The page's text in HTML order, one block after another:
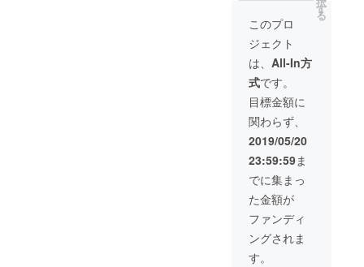
公開後
にご注
文いた
だいて
なりま
すの
で、ご
了承く
ださ
い。 ＜
サンク
スメー
ル＞ お
礼の
メール
をお送
りいた
す。支
発生し
てしま
います
ので、
サイト
の購入
機能を
使用し
注文は
ご遠慮
くださ
い。 ま
た、お
届け予
定に時
権＞ サ
イト内
に掲載
されて
いる商
品の中
から、
お好き
な物を
メール
にてご
注文い
ただけ
ます。
【注
意】
メール
にてご
です。
【注
意】 必
ず備考
欄に掲
載ご希
望のお
名前と
都道府
県をご
記入く
ださ
い。ご
記入が
ない場
合は
CAMPF
IREの
ユー
名前と
写真と
お住ま
いの都
道府県
を掲載
させて
いただ
きま
す。も
ちろ
ん、
ニック
ネーム
や法人
名でも
承りま
す。写
真は、
り付け
＋サイ
ト内商
品
50,000
円以内
ご購入
権＋サ
ンクス
メー
ル】 ＜
ロス削
減市場
サイト
内にお
名前&写
真&都道
府県&プ
ロ
す
る
このプロ
ジェクト
は、 All-In方
式です。
目標金額に
関わらず、
2019/05/20
23:59:59ま
でに集まっ
た金額が
ファンディ
ングされま
す。